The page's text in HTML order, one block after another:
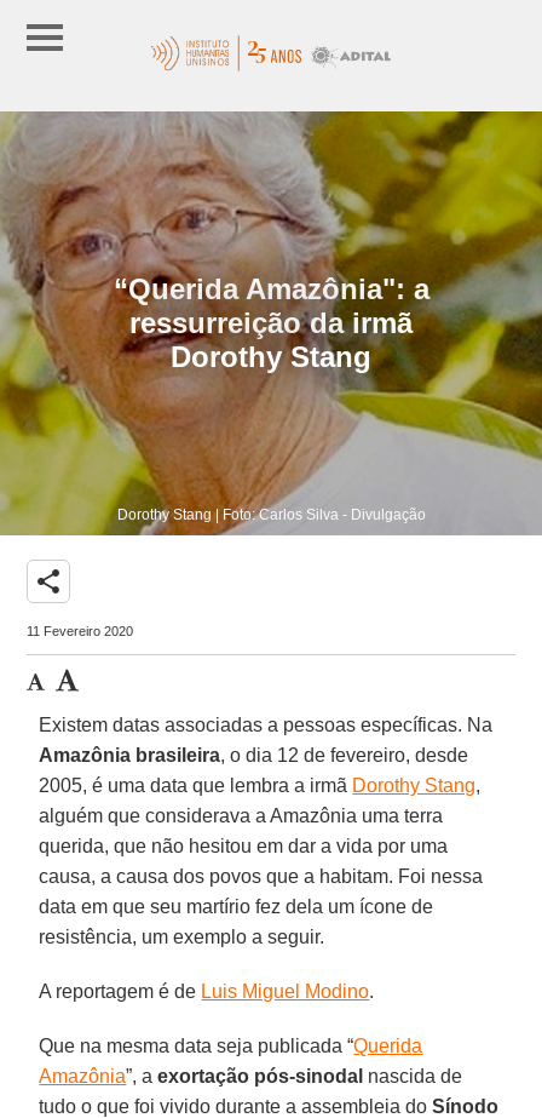
“Querida Amazônia": a
ressurreição da irmã
Dorothy Stang
Dorothy Stang | Foto: Carlos Silva - Divulgação
share
11 Fevereiro 2020
Existem datas associadas a pessoas específicas. Na
Amazônia brasileira, o dia 12 de fevereiro, desde
2005, é uma data que lembra a irmã Dorothy Stang,
alguém que considerava a Amazônia uma terra
querida, que não hesitou em dar a vida por uma
causa, a causa dos povos que a habitam. Foi nessa
data em que seu martírio fez dela um ícone de
resistência, um exemplo a seguir.
A reportagem é de Luis Miguel Modino.
Que na mesma data seja publicada “Querida
Amazônia”, aexortação pós-sinodal nascida de
tudo o que foi vivido durante a assembleia doSínodo